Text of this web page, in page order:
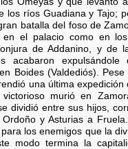
los ríos Guadiana y Tajo;
batalla del foso de
el palacio como en
de Addanino, y de
acabaron
Boides (Valdediós).
una última expedición
murió en
dividió entre sus hijos,
y Asturias a
los enemigos que la
modo termina la